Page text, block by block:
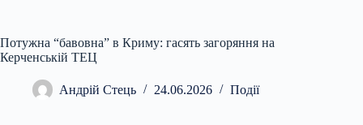
Потужна “бавовна” в Криму: гасять загоряння на
Керченській ТЕЦ
Андрій Стець 24.06.2026 Події